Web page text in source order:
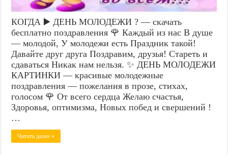
КОГДА ▶️ ДЕНЬ МОЛОДЕЖИ ? — скачать
бесплатно поздравления 🌹 Каждый из нас В душе
— молодой, У молодежи есть Праздник такой!
Давайте друг друга Поздравим, друзья! Стареть и
сдаваться Никак нам нельзя. ✨ ДЕНЬ МОЛОДЕЖИ
КАРТИНКИ — красивые молодежные
поздравления — пожелания в прозе, стихах,
голосом 🌹 От всего сердца Желаю счастья,
Здоровья, оптимизма, Новых побед и свершений !
…
Читать далее »